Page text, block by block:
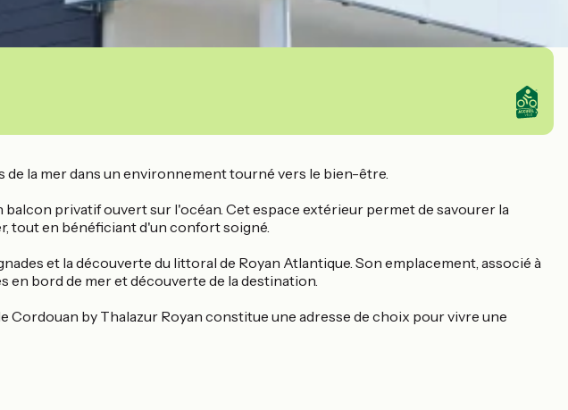
la mer dans un environnement tourné vers le bien-être.
balcon privatif ouvert sur l'océan. Cet espace extérieur permet de savourer la
tout en bénéficiant d'un confort soigné.
et la découverte du littoral de Royan Atlantique. Son emplacement, associé à
en bord de mer et découverte de la destination.
Cordouan by Thalazur Royan constitue une adresse de choix pour vivre une